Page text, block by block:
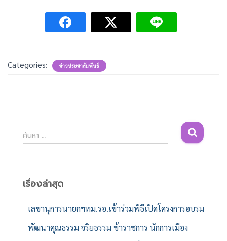
Categories: ข่าวประชาสัมพันธ์
ค้
น
สำ
ค้นหา …
เรื่องล่าสุด
เลขานุการนายกฯทม.รอ.เข้าร่วมพิธีเปิดโครงการอบรม
พัฒนาคุณธรรม จริยธรรม ข้าราชการ นักการเมือง